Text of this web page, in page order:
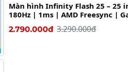
Màn hình Infinity Flash 25 – 25
180Hz | 1ms | AMD Freesync |
2.790.000đ 3.290.000đ